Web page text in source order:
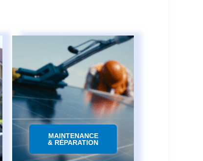
MAINTENANCE
& RÉPARATION